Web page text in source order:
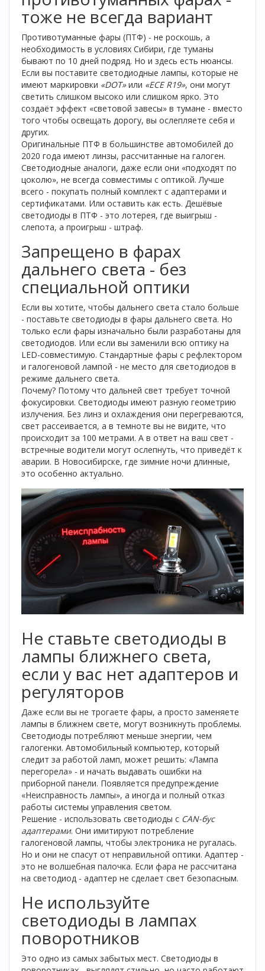
тоже не всегда вариант
Противотуманные фары (ПТФ) - не роскошь, а
необходимость в условиях Сибири, где туманы
бывают по 10 дней подряд. Но и здесь есть нюансы.
Если вы поставите светодиодные лампы, которые не
имеют маркировки «DOT»или «ECE R19», они могут
светить слишком высоко или слишком ярко. Это
создаёт эффект «световой завесы» в тумане - вместо
того чтобы освещать дорогу, вы ослепляете себя и
других.
Оригинальные ПТФ в большинстве автомобилей до
2020 года имеют линзы, рассчитанные на галоген.
Светодиодные аналоги, даже если они «подходят по
цоколю», не всегда совместимы с оптикой. Лучше
всего - покупать полный комплект с адаптерами и
сертификатами. Или оставить как есть. Дешёвые
светодиоды в ПТФ - это лотерея, где выигрыш -
слепота, а проигрыш - штраф.
Запрещено в фарах
дальнего света - без
специальной оптики
Если вы хотите, чтобы дальнего света стало больше
- поставьте светодиоды в фары дальнего света. Но
только если фары изначально были разработаны для
светодиодов. Или если вы заменили всю оптику на
LED-совместимую. Стандартные фары с рефлектором
и галогеновой лампой - не место для светодиодов в
режиме дальнего света.
Почему? Потому что дальней свет требует точной
фокусировки. Светодиоды имеют разную геометрию
излучения. Без линз и охлаждения они перегреваются,
свет рассеивается, а в темноте вы не видите, что
происходит за 100 метрами. А в ответ на ваш свет -
встречные водители могут ослепнуть, что приведёт к
аварии. В Новосибирске, где зимние ночи длинные,
это особенно актуально.
Не ставьте светодиоды в
лампы ближнего света,
если у вас нет адаптеров и
регуляторов
Даже если вы не трогаете фары, а просто заменяете
лампы в ближнем свете, могут возникнуть проблемы.
Светодиоды потребляют меньше энергии, чем
галогенки. Автомобильный компьютер, который
следит за работой ламп, может решить: «Лампа
перегорела» - и начать выдавать ошибки на
приборной панели. Появляется предупреждение
«Неисправность лампы», а иногда и полный отказ
работы системы управления светом.
Решение - использовать светодиоды с CAN-бус
адаптерами. Они имитируют потребление
галогеновой лампы, чтобы электроника не ругалась.
Но и они не спасут от неправильной оптики. Адаптер -
это не волшебная палочка. Если фара не рассчитана
на светодиод - адаптер не сделает свет безопасным.
Не используйте
светодиоды в лампах
поворотников
Это одно из самых забытых мест. Светодиоды в